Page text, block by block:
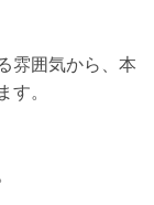
雰囲気から、本
す。